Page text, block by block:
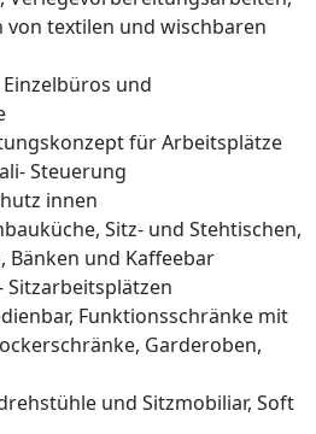
von textilen und wischbaren
und
für Arbeitsplätze
Steuerung
innen
Sitz- und Stehtischen,
Bänken und Kaffeebar
Sitzarbeitsplätzen
Funktionsschränke mit
Garderoben,
und Sitzmobiliar, Soft